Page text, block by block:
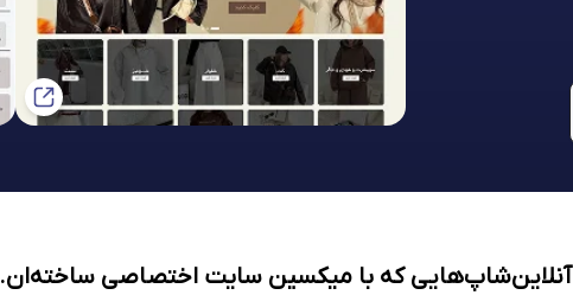
آنلاین‌شاپ‌هایی که با میکسین سایت اختصاصی ساخته‌ان.